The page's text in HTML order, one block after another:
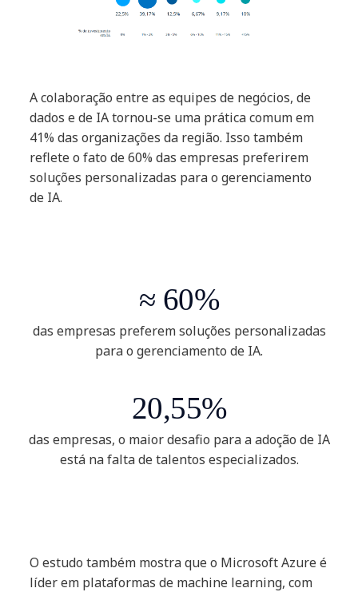
A colaboração entre as equipes de negócios, de
dados e de IA tornou-se uma prática comum em
41% das organizações da região. Isso também
reflete o fato de 60% das empresas preferirem
soluções personalizadas para o gerenciamento
de IA.
≈ 60%
das empresas preferem soluções personalizadas
para o gerenciamento de IA.
20,55%
das empresas, o maior desafio para a adoção de IA
está na falta de talentos especializados.
O estudo também mostra que o Microsoft Azure é
líder em plataformas de machine learning, com